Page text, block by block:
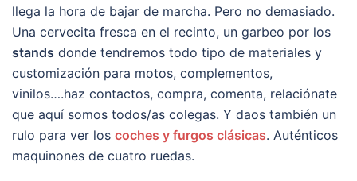
llega la hora de bajar de marcha. Pero no demasiado.
Una cervecita fresca en el recinto, un garbeo por los
stands donde tendremos todo tipo de materiales y
customización para motos, complementos,
vinilos….haz contactos, compra, comenta, relaciónate
que aquí somos todos/as colegas. Y daos también un
rulo para ver los coches y furgos clásicas. Auténticos
maquinones de cuatro ruedas.